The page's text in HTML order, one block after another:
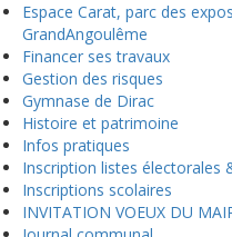
Espace Carat, parc des
GrandAngoulême
Financer ses travaux
Gestion des risques
Gymnase de Dirac
Histoire et patrimoine
Infos pratiques
Inscription listes électorales
Inscriptions scolaires
INVITATION VOEUX DU